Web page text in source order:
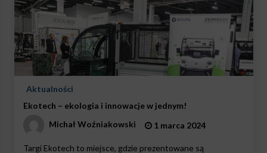
Aktualności
Ekotech – ekologia i innowacje w jednym!
Michał Woźniakowski
1 marca 2024
Targi Ekotech to miejsce, gdzie prezentowane są